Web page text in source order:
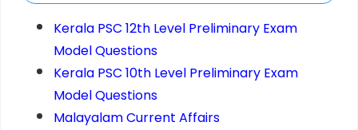
Kerala PSC 12th Level Preliminary Exam
Model Questions
Kerala PSC 10th Level Preliminary Exam
Model Questions
Malayalam Current Affairs